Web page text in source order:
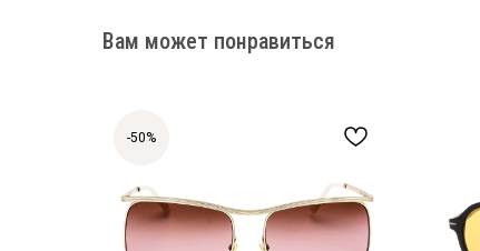
Вам может понравиться
-50%